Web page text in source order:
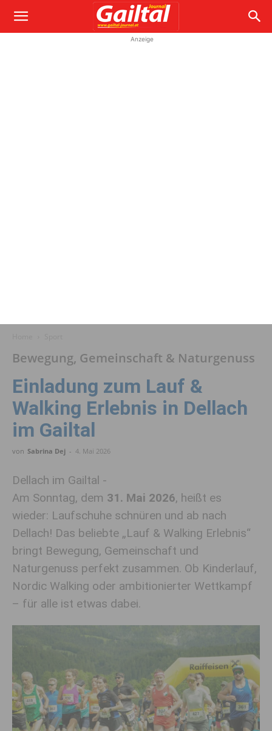
Anzeige
Bewegung, Gemeinschaft & Naturgenuss
Einladung zum Lauf &
Walking Erlebnis in Dellach
im Gailtal
von Sabrina Dej - 4. Mai 2026
Dellach im Gailtal -
Am Sonntag, dem 31. Mai 2026, heißt es
wieder: Laufschuhe schnüren und ab nach
Dellach! Das beliebte „Lauf & Walking Erlebnis“
bringt Bewegung, Gemeinschaft und
Naturgenuss perfekt zusammen. Ob Kinderlauf,
Nordic Walking oder ambitionierter Wettkampf
– für alle ist etwas dabei.